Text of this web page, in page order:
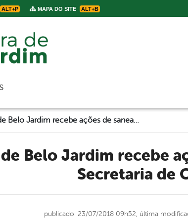
ALT+P MAPA DO SITE ALT+B
Secretaria de
publicado: 23/07/2018 09h52, última